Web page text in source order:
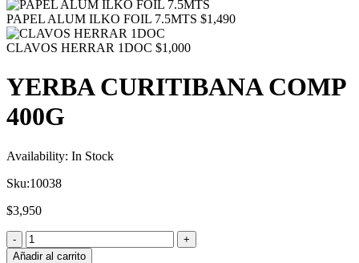
PAPEL ALUM ILKO FOIL 7.5MTS $1,490
CLAVOS HERRAR 1DOC $1,000
YERBA CURITIBANA COMP
400G
Availability: In Stock
Sku:10038
$3,950
Añadir al carrito